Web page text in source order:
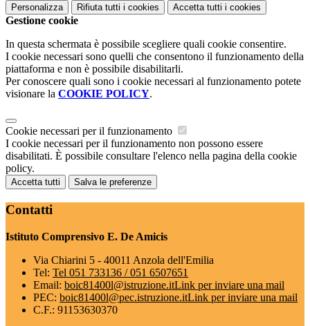
Personalizza Rifiuta tutti i cookies Accetta tutti i cookies
Gestione cookie
In questa schermata è possibile scegliere quali cookie consentire.
I cookie necessari sono quelli che consentono il funzionamento della
piattaforma e non è possibile disabilitarli.
Per conoscere quali sono i cookie necessari al funzionamento potete
visionare la COOKIE POLICY.
Cookie necessari per il funzionamento
I cookie necessari per il funzionamento non possono essere
disabilitati. È possibile consultare l'elenco nella pagina della cookie
policy.
Accetta tutti Salva le preferenze
Contatti
Istituto Comprensivo E. De Amicis
Via Chiarini 5 - 40011 Anzola dell'Emilia
Tel: Tel 051 733136 / 051 6507651
Email: boic81400l@istruzione.itLink per inviare una mail
PEC: boic81400l@pec.istruzione.itLink per inviare una mail
C.F.: 91153630370